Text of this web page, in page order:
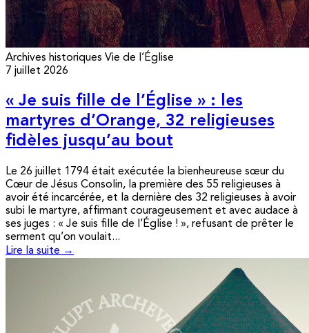
Archives historiques Vie de l’Église
7 juillet 2026
« Je suis fille de l’Église » : les
martyres d’Orange, 32 religieuses
fidèles jusqu’au bout
Le 26 juillet 1794 était exécutée la bienheureuse sœur du
Cœur de Jésus Consolin, la première des 55 religieuses à
avoir été incarcérée, et la dernière des 32 religieuses à avoir
subi le martyre, affirmant courageusement et avec audace à
ses juges : « Je suis fille de l’Église ! », refusant de prêter le
serment qu’on voulait...
Lire la suite →